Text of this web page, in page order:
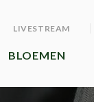
LIVESTREAM
BLOEMEN